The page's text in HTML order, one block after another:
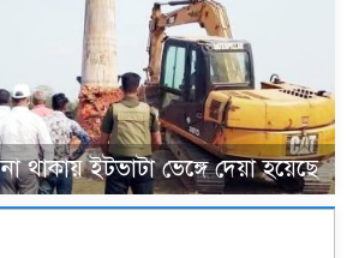
থাকায় ইটভাটা ভেঙ্গে দেয়া হয়েছে